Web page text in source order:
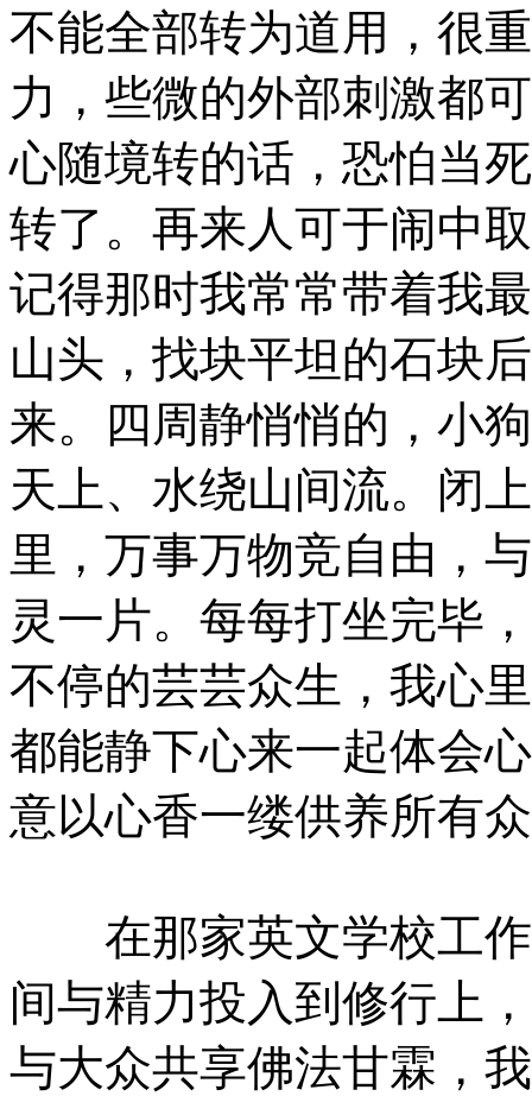
不能全部转为道用，很
力，些微的外部刺激都
心随境转的话，恐怕当
转了。再来人可于闹中
记得那时我常常带着我
山头，找块平坦的石块
来。四周静悄悄的，小
天上、水绕山间流。闭
里，万事万物竞自由，
灵一片。每每打坐完毕
不停的芸芸众生，我心
都能静下心来一起体会
意以心香一缕供养所有
在那家英文学校工作
间与精力投入到修行上
与大众共享佛法甘霖，